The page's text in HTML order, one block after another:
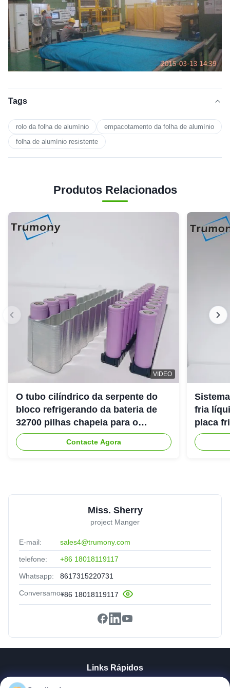
Tags
rolo da folha de alumínio
empacotamento da folha de alumínio
folha de alumínio resistente
Produtos Relacionados
VIDEO
O tubo cilíndrico da serpente do
bloco refrigerando da bateria de
32700 pilhas chapeia para o
veículo de competência elétrico
Contacte Agora
fria
placa
Miss. Sherry
project Manger
E-mail: sales4@trumony.com
telefone: +86 18018119117
Whatsapp: 8617315220731
Conversamos:+86 18018119117
Links Rápidos